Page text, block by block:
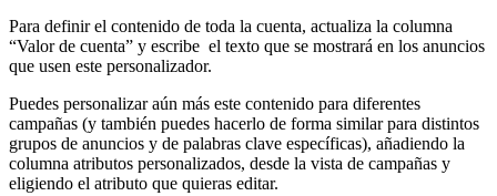
Para definir el contenido de toda la cuenta, actualiza la columna
“Valor de cuenta” y escribe el texto que se mostrará en los anuncios
que usen este personalizador.
Puedes personalizar aún más este contenido para diferentes
campañas (y también puedes hacerlo de forma similar para distintos
grupos de anuncios y de palabras clave específicas), añadiendo la
columna atributos personalizados, desde la vista de campañas y
eligiendo el atributo que quieras editar.